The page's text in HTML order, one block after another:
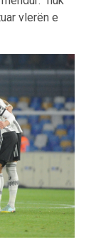
vlerën e